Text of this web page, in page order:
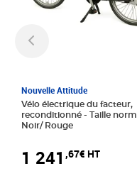
Nouvelle Attitude
Vélo électrique du facteur,
reconditionné - Taille normale -
Noir/ Rouge
1 241 ,67€ HT